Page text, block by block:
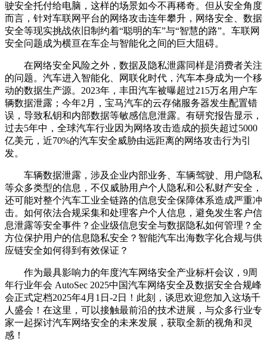
驶安全托付给电脑，这样的场景如今不再稀奇。但从安全角度
而言，针对车联网平台的网络攻击连年攀升，网络安全、数据
安全等现实挑战依旧制约着“聪明的车”与“智慧的路”。车联网
安全问题成为横亘在车企与智能化之间的巨大阻碍。
在网络安全风险之外，数据及隐私泄露同样是消费者关注
的问题。汽车进入智能化、网联化时代，汽车本身成为一个移
动的数据生产源。2023年，丰田汽车被曝超过215万名用户车
辆数据泄露；今年2月，宝马汽车的云存储服务器发生配置错
误，导致私钥和内部数据等敏感信息泄露。有研究报告显示，
过去5年中，全球汽车行业因为网络攻击造成的损失超过5000
亿美元，近70%的汽车安全威胁由远距离的网络攻击行为引
发。
车辆数据泄露，涉及企业内部业务、车辆驾驶、用户隐私
等众多类型的信息，不仅威胁用户个人隐私和公私财产安全，
还可能对整个汽车工业全链路的信息安全保障体系造成严重冲
击。如何依法合规采集和处理客户个人信息，避免发生客户信
息泄露等安全事件？企业级信息安全与数据隐私如何管理？全
方位保护用户的信息隐私安全？智能汽车出海数字化合规与供
应链安全如何得到有效保证？
作为最具影响力的年度汽车网络安全产业标杆会议，9周
年行业年会 AutoSec 2025中国汽车网络安全及数据安全合规峰
会正式定档2025年4月1日-2日！此刻，谈思欢迎您加入这场千
人盛会！在这里，可以接触最前沿的技术进展，与众多行业专
家一起探讨汽车网络安全的未来发展，获取全新的视角和灵
感！